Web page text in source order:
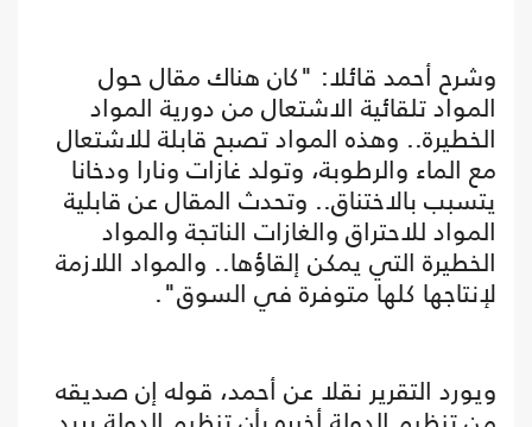
وشرح أحمد قائلا: "كان هناك مقال حول
المواد تلقائية الاشتعال من دورية المواد
الخطيرة.. وهذه المواد تصبح قابلة للاشتعال
مع الماء والرطوبة، وتولد غازات ونارا ودخانا
يتسبب بالاختناق.. وتحدث المقال عن قابلية
المواد للاحتراق والغازات الناتجة والمواد
الخطيرة التي يمكن إلقاؤها.. والمواد اللازمة
لإنتاجها كلها متوفرة في السوق".
ويورد التقرير نقلا عن أحمد، قوله إن صديقه